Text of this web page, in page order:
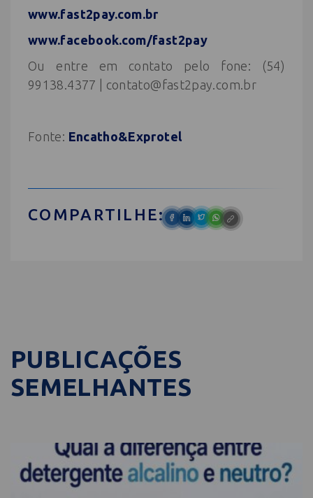
www.fast2pay.com.br
www.facebook.com/fast2pay
Ou entre em contato pelo fone: (54)
99138.4377 | contato@fast2pay.com.br
Fonte: Encatho&Exprotel
COMPARTILHE:
PUBLICAÇÕES
SEMELHANTES